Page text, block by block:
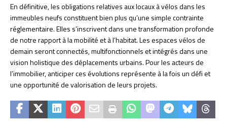
En définitive, les obligations relatives aux locaux à vélos dans les
immeubles neufs constituent bien plus qu’une simple contrainte
réglementaire. Elles s’inscrivent dans une transformation profonde
de notre rapport à la mobilité et à l’habitat. Les espaces vélos de
demain seront connectés, multifonctionnels et intégrés dans une
vision holistique des déplacements urbains. Pour les acteurs de
l’immobilier, anticiper ces évolutions représente à la fois un défi et
une opportunité de valorisation de leurs projets.